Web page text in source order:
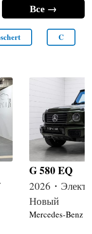
Все →
C
G 580 EQ
2026・
Новый
Mercedes-Benz